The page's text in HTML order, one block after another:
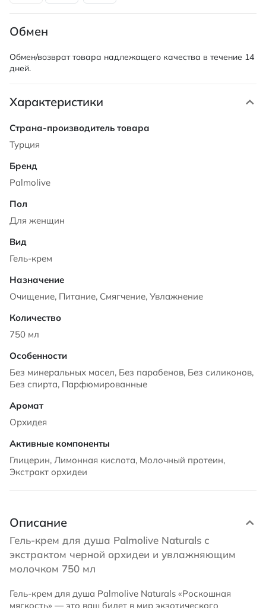
Обмен
Обмен/возврат товара надлежащего качества в течение 14
дней.
Характеристики
Характеристики
Турция
Palmolive
Для женщин
Гель-крем
Очищение, Питание, Смягчение, Увлажнение
750 мл
Без минеральных масел, Без парабенов, Без силиконов,
Без спирта, Парфюмированные
Орхидея
Глицерин, Лимонная кислота, Молочный протеин,
Экстракт орхидеи
Описание
Гель-крем для душа Palmolive Naturals с
экстрактом черной орхидеи и увлажняющим
молочком 750 мл
Гель-крем для душа Palmolive Naturals «Роскошная
мягкость» — это ваш билет в мир экзотического